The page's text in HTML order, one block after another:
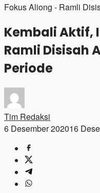
Fokus Aliong - Ramli
Kembali Aktif,
Ramli Disisah
Periode
Tim Redaksi
6 Desember 202016